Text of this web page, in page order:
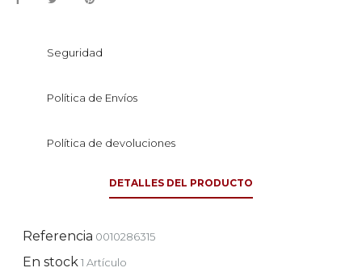
Seguridad
Política de Envíos
Política de devoluciones
DETALLES DEL PRODUCTO
Referencia 0010286315
En stock1 Artículo